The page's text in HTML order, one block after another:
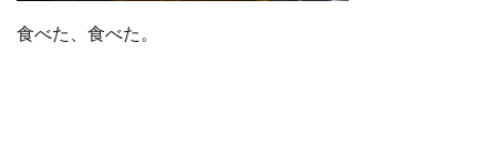
食べた、食べた。